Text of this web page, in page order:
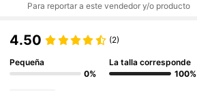
Para reportar a este vendedor y/o producto
4.50 (2)
Pequeña
0%
La talla corresponde
100%